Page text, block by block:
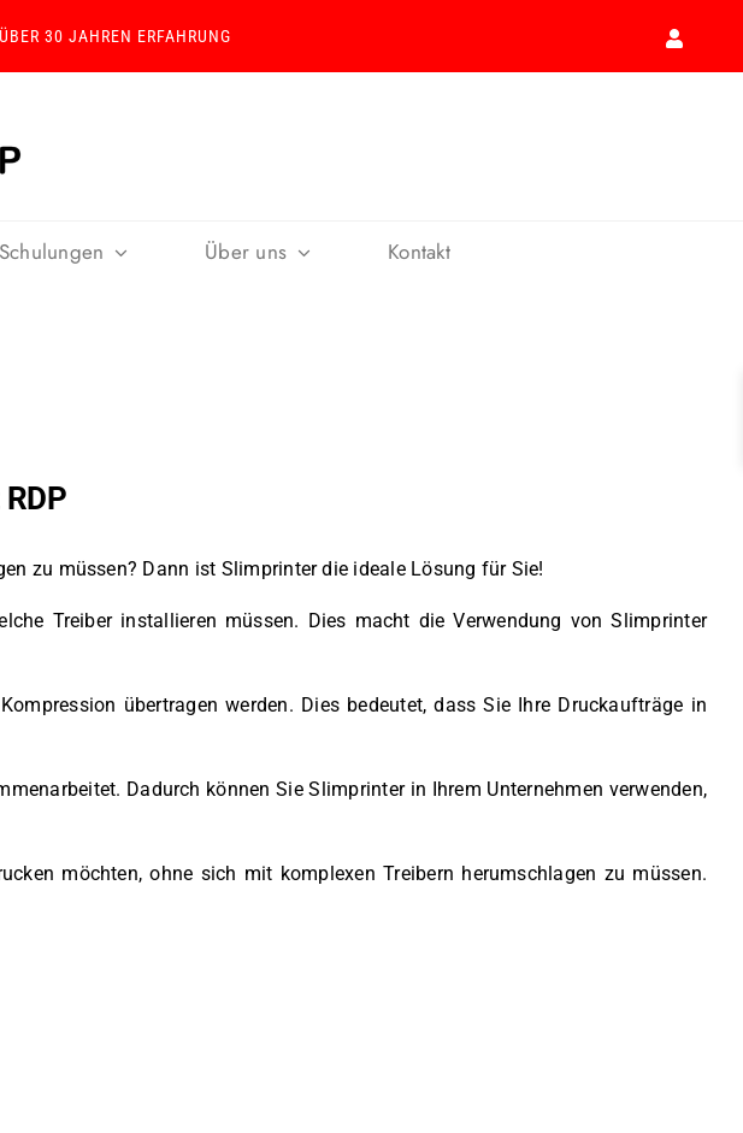
30 JAHREN ERFAHRUNG
Schulungen Über uns Kontakt
zu müssen? Dann ist Slimprinter die ideale Lösung für Sie!
Treiber installieren müssen. Dies macht die Verwendung von Slimprinter
übertragen werden. Dies bedeutet, dass Sie Ihre Druckaufträge in
Dadurch können Sie Slimprinter in Ihrem Unternehmen verwenden,
möchten, ohne sich mit komplexen Treibern herumschlagen zu müssen.